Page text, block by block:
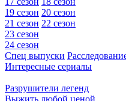
19 сезон 20 сезон
21 сезон 22 сезон
23 сезон
24 сезон
Спец выпуски
Интересные сериалы
Разрушители легенд
Выжить любой ценой